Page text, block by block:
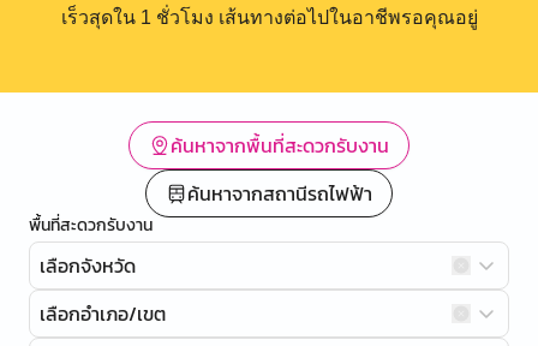
เร็วสุดใน 1 ชั่วโมง เส้นทางต่อไปในอาชีพรอคุณอยู่
ค้นหาจากพื้นที่สะดวกรับงาน
ค้นหาจากสถานีรถไฟฟ้า
พื้นที่สะดวกรับงาน
เลือกจังหวัด
เลือกอำเภอ/เขต